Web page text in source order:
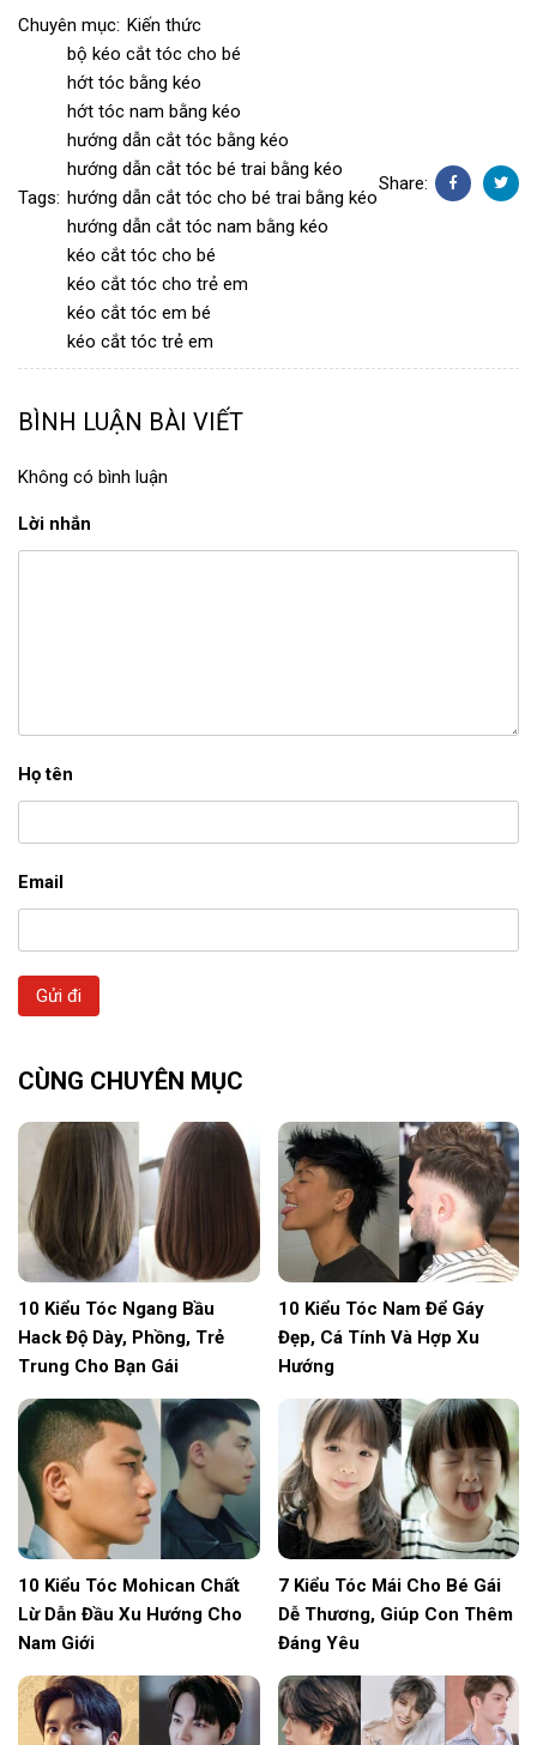
Chuyên mục: Kiến thức
Tags:
bộ kéo cắt tóc cho bé
hớt tóc bằng kéo
hớt tóc nam bằng kéo
hướng dẫn cắt tóc bằng kéo
hướng dẫn cắt tóc bé trai bằng kéo
hướng dẫn cắt tóc cho bé trai bằng kéo
hướng dẫn cắt tóc nam bằng kéo
kéo cắt tóc cho bé
kéo cắt tóc cho trẻ em
kéo cắt tóc em bé
kéo cắt tóc trẻ em
Share:
BÌNH LUẬN BÀI VIẾT
Không có bình luận
Lời nhắn
Họ tên
Email
Gửi đi
CÙNG CHUYÊN MỤC
10 Kiểu Tóc Ngang Bầu
Hack Độ Dày, Phồng, Trẻ
Trung Cho Bạn Gái
10 Kiểu Tóc Nam Để Gáy
Đẹp, Cá Tính Và Hợp Xu
Hướng
10 Kiểu Tóc Mohican Chất
Lừ Dẫn Đầu Xu Hướng Cho
Nam Giới
7 Kiểu Tóc Mái Cho Bé Gái
Dễ Thương, Giúp Con Thêm
Đáng Yêu